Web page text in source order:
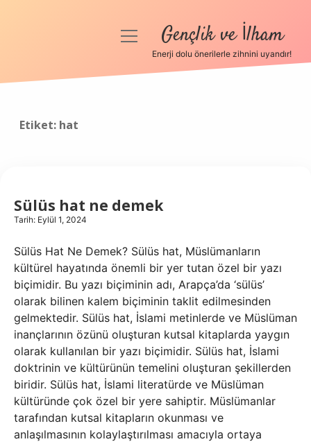
Anasayfa
menüyüGençlik ve İlham
Enerji dolu önerilerle zihnini uyandır!
Etiket: hat
Sülüs hat ne demek
Tarih: Eylül 1, 2024
Sülüs Hat Ne Demek? Sülüs hat, Müslümanların
kültürel hayatında önemli bir yer tutan özel bir yazı
biçimidir. Bu yazı biçiminin adı, Arapça’da ‘sülüs’
olarak bilinen kalem biçiminin taklit edilmesinden
gelmektedir. Sülüs hat, İslami metinlerde ve Müslüman
inançlarının özünü oluşturan kutsal kitaplarda yaygın
olarak kullanılan bir yazı biçimidir. Sülüs hat, İslami
doktrinin ve kültürünün temelini oluşturan şekillerden
biridir. Sülüs hat, İslami literatürde ve Müslüman
kültüründe çok özel bir yere sahiptir. Müslümanlar
tarafından kutsal kitapların okunması ve
anlaşılmasının kolaylaştırılması amacıyla ortaya